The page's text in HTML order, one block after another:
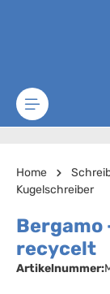
Zum Hauptinhalt
Home
Kugelschreiber
recycelt
Artikelnummer: